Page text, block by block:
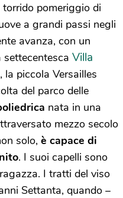
pomeriggio di
a grandi passi negli
avanza, con un
settecentesca Villa
la piccola Versailles
del parco delle
nata in una
mezzo secolo
solo, è capace di
. I suoi capelli sono
I tratti del viso
Settanta, quando –